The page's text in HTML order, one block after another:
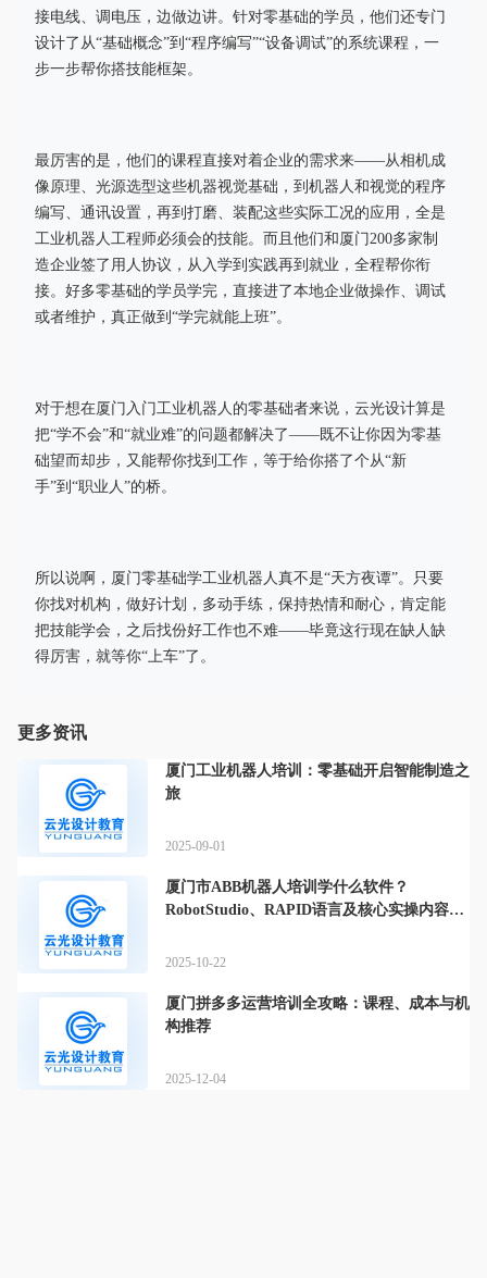
接电线、调电压，边做边讲。针对零基础的学员，他们还专门
设计了从“基础概念”到“程序编写”“设备调试”的系统课程，一
步一步帮你搭技能框架。
最厉害的是，他们的课程直接对着企业的需求来——从相机成
像原理、光源选型这些机器视觉基础，到机器人和视觉的程序
编写、通讯设置，再到打磨、装配这些实际工况的应用，全是
工业机器人工程师必须会的技能。而且他们和厦门200多家制
造企业签了用人协议，从入学到实践再到就业，全程帮你衔
接。好多零基础的学员学完，直接进了本地企业做操作、调试
或者维护，真正做到“学完就能上班”。
对于想在厦门入门工业机器人的零基础者来说，云光设计算是
把“学不会”和“就业难”的问题都解决了——既不让你因为零基
础望而却步，又能帮你找到工作，等于给你搭了个从“新
手”到“职业人”的桥。
所以说啊，厦门零基础学工业机器人真不是“天方夜谭”。只要
你找对机构，做好计划，多动手练，保持热情和耐心，肯定能
把技能学会，之后找份好工作也不难——毕竟这行现在缺人缺
得厉害，就等你“上车”了。
更多资讯
厦门工业机器人培训：零基础开启智能制造之
旅
2025-09-01
厦门市ABB机器人培训学什么软件？
RobotStudio、RAPID语言及核心实操内容全
2025-10-22
厦门拼多多运营培训全攻略：课程、成本与机
构推荐
2025-12-04